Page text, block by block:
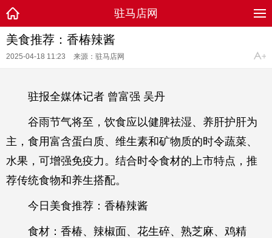
驻马店网
美食推荐：香椿辣酱
2025-04-18 11:23 来源：驻马店网
驻报全媒体记者 曾富强 吴丹
谷雨节气将至，饮食应以健脾祛湿、养肝护肝为
主，食用富含蛋白质、维生素和矿物质的时令蔬菜、
水果，可增强免疫力。结合时令食材的上市特点，推
荐传统食物和养生搭配。
今日美食推荐：香椿辣酱
食材：香椿、辣椒面、花生碎、熟芝麻、鸡精